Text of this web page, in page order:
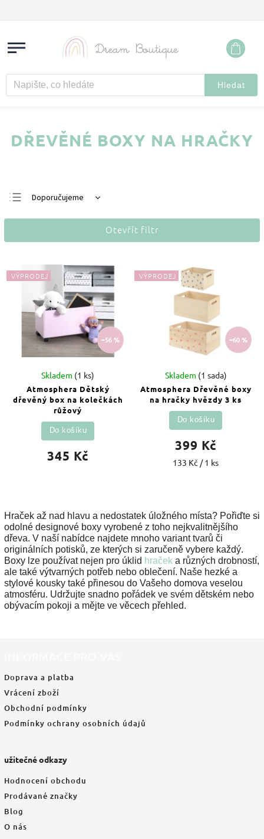
Hledat
DŘEVĚNÉ BOXY NA HRAČKY
Doporučujeme
Nejlevnější
Abecedně
Otevřít filtr
VÝPRODEJ
–56 %
Atmosphera Dětský
dřevěný box na kolečkách
růžový
Skladem (1 ks)
345 Kč
Do košíku
VÝPRODEJ
–60 %
Atmosphera Dřevěné boxy
na hračky hvězdy 3 ks
Skladem (1 sada)
399 Kč
133 Kč / 1 ks
Do košíku
Hraček až nad hlavu a nedostatek úložného místa? Pořiďte si
odolné designové boxy vyrobené z toho nejkvalitnějšího
dřeva. V naší nabídce najdete mnoho variant tvarů či
originálních potisků, ze kterých si zaručeně vybere každý.
Boxy lze používat nejen pro úklid hraček a různých drobností,
ale také výtvarných potřeb nebo oblečení. Naše hezké a
stylové kousky také přinesou do Vašeho domova veselou
atmosféru. Udržujte snadno pořádek ve svém dětském nebo
obývacím pokoji a mějte ve věcech přehled.
Doprava a platba
Vrácení zboží
Obchodní podmínky
Podmínky ochrany osobních údajů
užitečné odkazy
Hodnocení obchodu
Prodávané značky
Blog
O nás